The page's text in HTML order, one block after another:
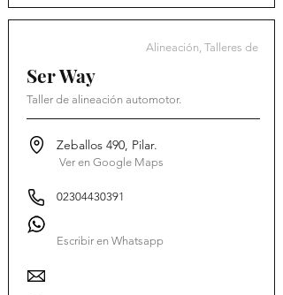
Alineación, Talleres de
Ser Way
Taller de alineación automotor.
Zeballos 490, Pilar.
Ver en Google Maps
02304430391
Escribir en Whatsapp